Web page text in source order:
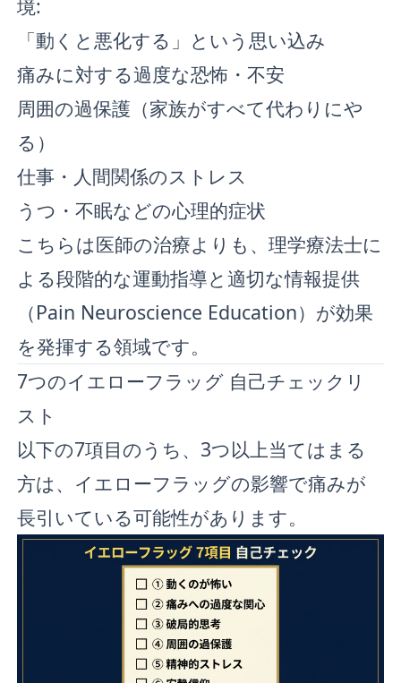
境:
「動くと悪化する」という思い込み
痛みに対する過度な恐怖・不安
周囲の過保護（家族がすべて代わりにや
る）
仕事・人間関係のストレス
うつ・不眠などの心理的症状
こちらは医師の治療よりも、理学療法士に
よる段階的な運動指導と適切な情報提供
（Pain Neuroscience Education）が効果
を発揮する領域です。
7つのイエローフラッグ 自己チェックリ
スト
以下の7項目のうち、3つ以上当てはまる
方は、イエローフラッグの影響で痛みが
長引いている可能性があります。